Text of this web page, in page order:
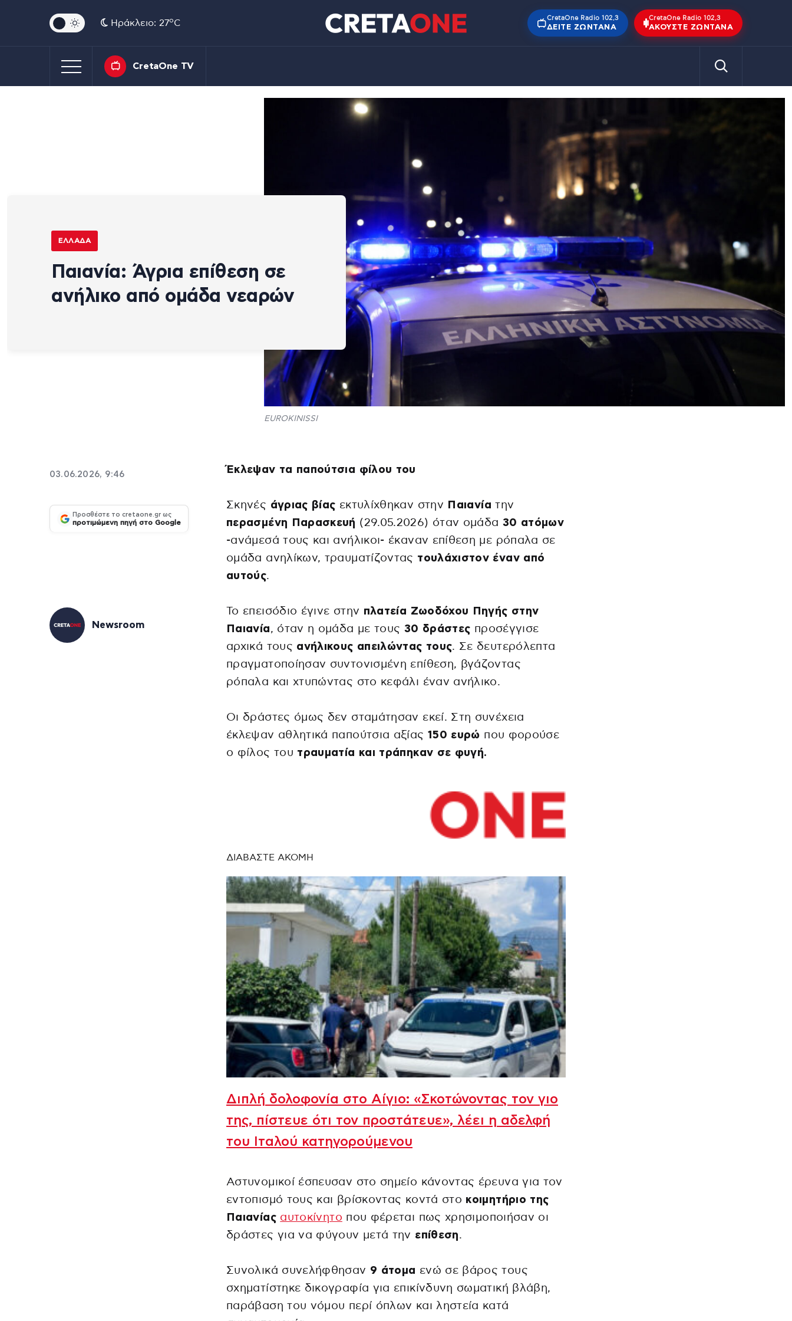
Ηράκλειο: 27oC
CretaOne Radio 102,3
ΔΕΊΤΕ ΖΩΝΤΑΝΆ
CretaOne Radio 102,3
ΑΚΟΎΣΤΕ ΖΩΝΤΑΝΆ
CretaOne TV
ΕΛΛΆΔΑ
Παιανία: Άγρια επίθεση σε
ανήλικο από ομάδα νεαρών
EUROKINISSI
03.06.2026, 9:46
Προσθέστε το cretaone.gr ως
προτιμώμενη πηγή στο Google
Newsroom
Έκλεψαν τα παπούτσια φίλου του
Σκηνές άγριας βίας εκτυλίχθηκαν στην Παιανία την
περασμένη Παρασκευή (29.05.2026) όταν ομάδα 30 ατόμων
-ανάμεσά τους και ανήλικοι- έκαναν επίθεση με ρόπαλα σε
ομάδα ανηλίκων, τραυματίζοντας τουλάχιστον έναν από
αυτούς.
Το επεισόδιο έγινε στην πλατεία Ζωοδόχου Πηγής στην
Παιανία, όταν η ομάδα με τους 30 δράστες προσέγγισε
αρχικά τους ανήλικους απειλώντας τους. Σε δευτερόλεπτα
πραγματοποίησαν συντονισμένη επίθεση, βγάζοντας
ρόπαλα και χτυπώντας στο κεφάλι έναν ανήλικο.
Οι δράστες όμως δεν σταμάτησαν εκεί. Στη συνέχεια
έκλεψαν αθλητικά παπούτσια αξίας 150 ευρώ που φορούσε
ο φίλος του τραυματία και τράπηκαν σε φυγή.
ΔΙΑΒΑΣΤΕ ΑΚΟΜΗ
Διπλή δολοφονία στο Αίγιο: «Σκοτώνοντας τον γιο
της, πίστευε ότι τον προστάτευε», λέει η αδελφή
του Ιταλού κατηγορούμενου
Αστυνομικοί έσπευσαν στο σημείο κάνοντας έρευνα για τον
εντοπισμό τους και βρίσκοντας κοντά στο κοιμητήριο της
Παιανίας αυτοκίνητο που φέρεται πως χρησιμοποιήσαν οι
δράστες για να φύγουν μετά την επίθεση.
Συνολικά συνελήφθησαν 9 άτομα ενώ σε βάρος τους
σχηματίστηκε δικογραφία για επικίνδυνη σωματική βλάβη,
παράβαση του νόμου περί όπλων και ληστεία κατά